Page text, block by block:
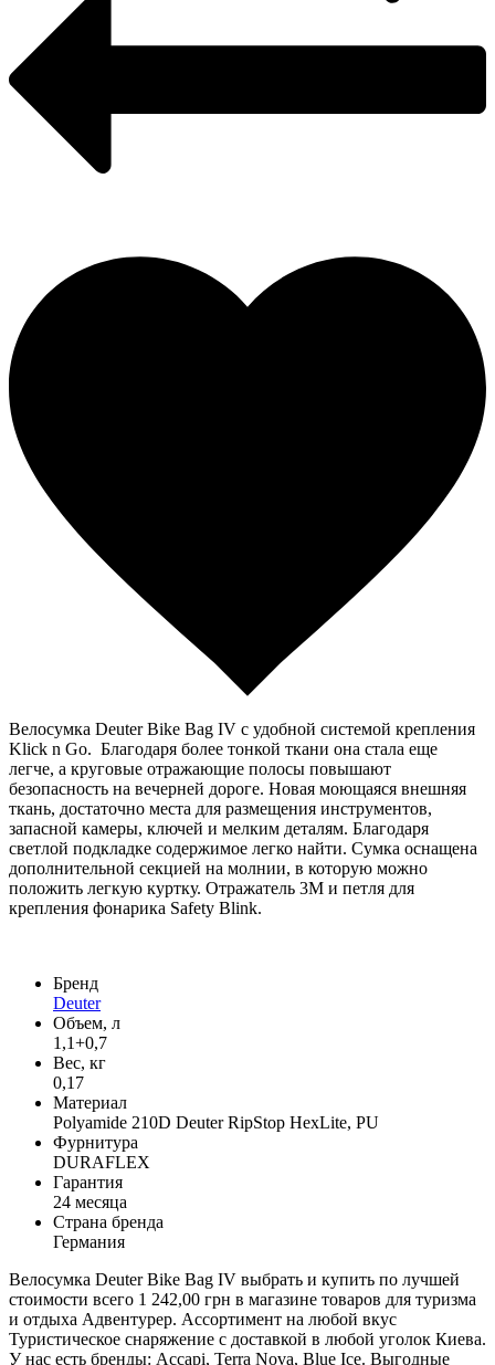
Велосумка Deuter Bike Bag IV с удобной системой крепления
Klick n Go. Благодаря более тонкой ткани она стала еще
легче, а круговые отражающие полосы повышают
безопасность на вечерней дороге. Новая моющаяся внешняя
ткань, достаточно места для размещения инструментов,
запасной камеры, ключей и мелким деталям. Благодаря
светлой подкладке содержимое легко найти. Сумка оснащена
дополнительной секцией на молнии, в которую можно
положить легкую куртку. Отражатель 3M и петля для
крепления фонарика Safety Blink.
Бренд
Deuter
Объем, л
1,1+0,7
Вес, кг
0,17
Материал
Polyamide 210D Deuter RipStop HexLite, PU
Фурнитура
DURAFLEX
Гарантия
24 месяца
Страна бренда
Германия
Велосумка Deuter Bike Bag IV выбрать и купить по лучшей
стоимости всего 1 242,00 грн в магазине товаров для туризма
и отдыха Адвентурер. Ассортимент на любой вкус
Туристическое снаряжение с доставкой в любой уголок Киева.
У нас есть бренды: Accapi, Terra Nova, Blue Ice. Выгодные